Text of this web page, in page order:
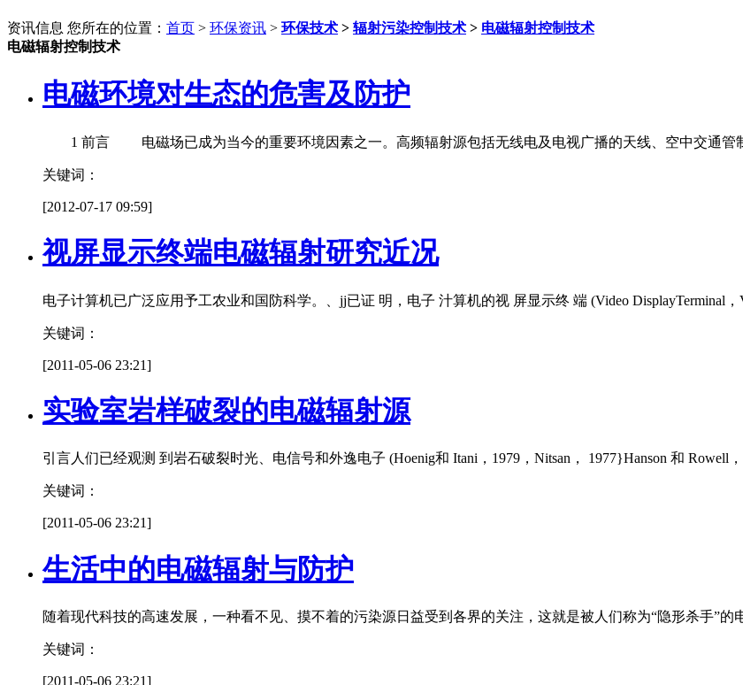
资讯信息 您所在的位置： 首页 > 环保资讯 > 环保技术 > 辐射污染控制技术 > 电磁辐射控制技术
电磁辐射控制技术
电磁环境对生态的危害及防护
1 前言 电磁场已成为当今的重要环境因素之一。高频辐射源包括无线电及电视广播的天线、空中交通管
关键词：
[2012-07-17 09:59]
视屏显示终端电磁辐射研究近况
电子计算机已广泛应用予工农业和国防科学。、jj已证 明，电子 汁算机的视 屏显示终 端 (Video DisplayTerminal
关键词：
[2011-05-06 23:21]
实验室岩样破裂的电磁辐射源
引言人们已经观测 到岩石破裂时光、电信号和外逸电子 (Hoenig和 Itani，1979，Nitsan， 1977}Hanson 和 Rowell
关键词：
[2011-05-06 23:21]
生活中的电磁辐射与防护
随着现代科技的高速发展，一种看不见、摸不着的污染源日益受到各界的关注，这就是被人们称为“隐形杀手”的
关键词：
[2011-05-06 23:21]